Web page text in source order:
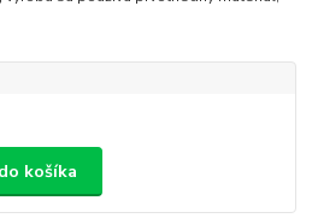
košíka